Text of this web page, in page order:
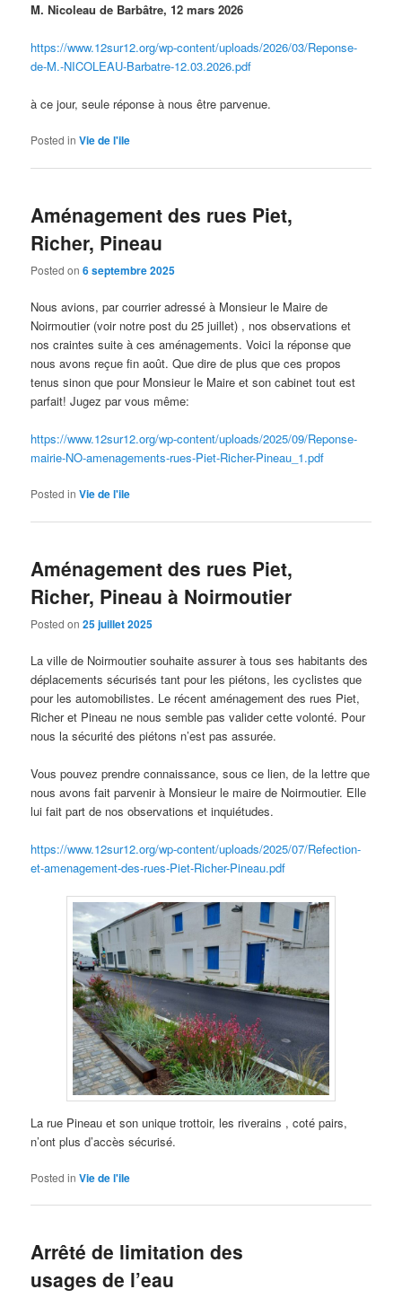
M. Nicoleau de Barbâtre, 12 mars 2026
https://www.12sur12.org/wp-content/uploads/2026/03/Reponse-
de-M.-NICOLEAU-Barbatre-12.03.2026.pdf
à ce jour, seule réponse à nous être parvenue.
Posted in Vie de l'ile
Aménagement des rues Piet,
Richer, Pineau
Posted on6 septembre 2025
Nous avions, par courrier adressé à Monsieur le Maire de
Noirmoutier (voir notre post du 25 juillet) , nos observations et
nos craintes suite à ces aménagements. Voici la réponse que
nous avons reçue fin août. Que dire de plus que ces propos
tenus sinon que pour Monsieur le Maire et son cabinet tout est
parfait! Jugez par vous même:
https://www.12sur12.org/wp-content/uploads/2025/09/Reponse-
mairie-NO-amenagements-rues-Piet-Richer-Pineau_1.pdf
Posted in Vie de l'ile
Aménagement des rues Piet,
Richer, Pineau à Noirmoutier
Posted on25 juillet 2025
La ville de Noirmoutier souhaite assurer à tous ses habitants des
déplacements sécurisés tant pour les piétons, les cyclistes que
pour les automobilistes. Le récent aménagement des rues Piet,
Richer et Pineau ne nous semble pas valider cette volonté. Pour
nous la sécurité des piétons n’est pas assurée.
Vous pouvez prendre connaissance, sous ce lien, de la lettre que
nous avons fait parvenir à Monsieur le maire de Noirmoutier. Elle
lui fait part de nos observations et inquiétudes.
https://www.12sur12.org/wp-content/uploads/2025/07/Refection-
et-amenagement-des-rues-Piet-Richer-Pineau.pdf
La rue Pineau et son unique trottoir, les riverains , coté pairs,
n’ont plus d’accès sécurisé.
Posted in Vie de l'ile
Arrêté de limitation des
usages de l’eau